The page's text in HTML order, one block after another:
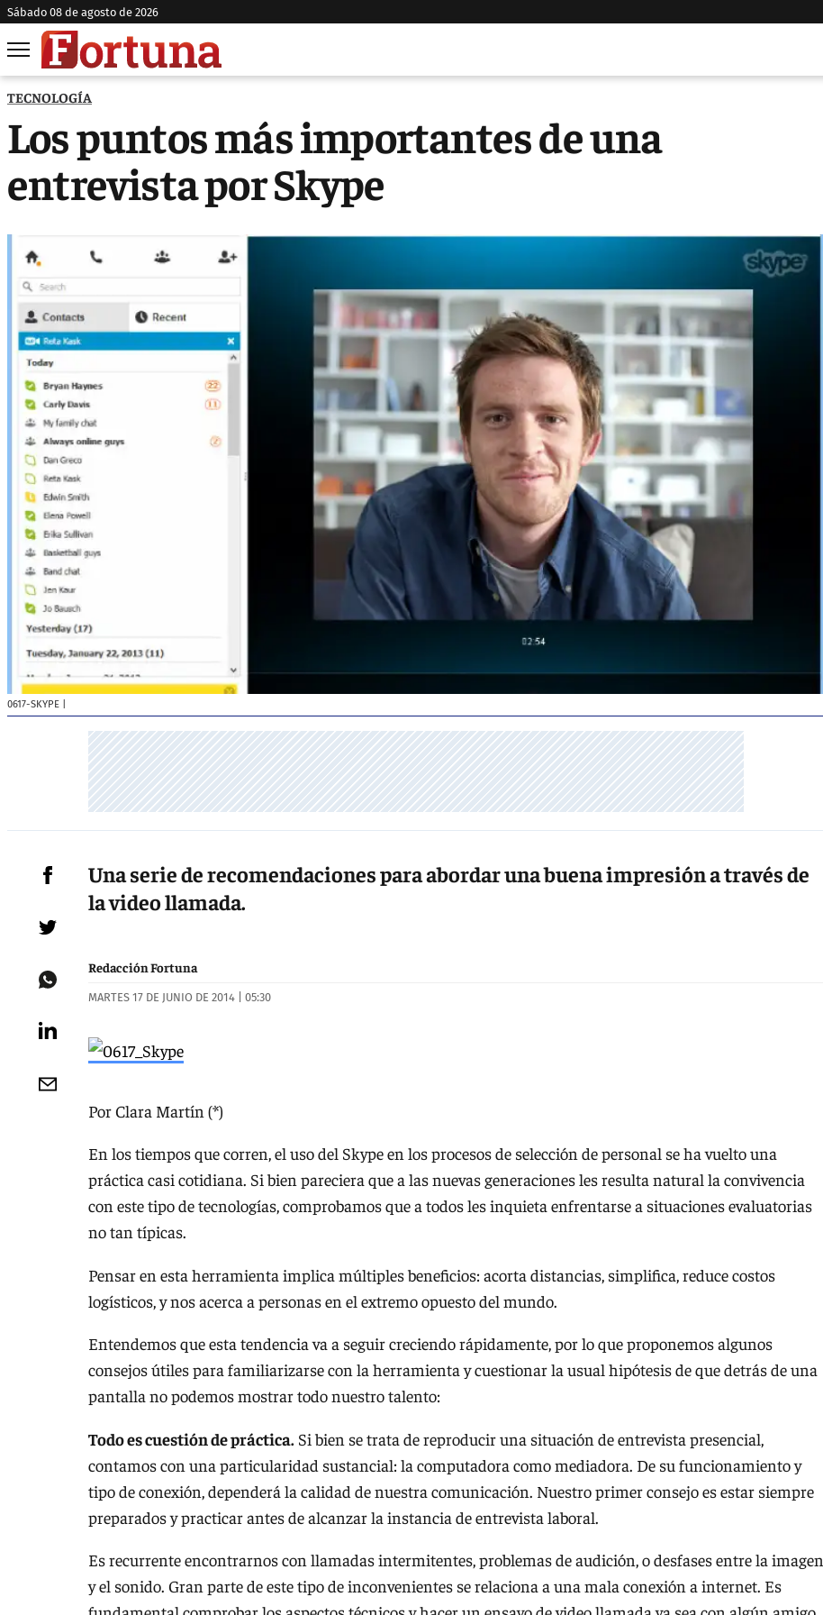
sábado 08 de agosto de 2026
TECNOLOGÍA
Los puntos más importantes de una
entrevista por Skype
0617-SKYPE
Una serie de recomendaciones para abordar una buena impresión a través de
la video llamada.
Redacción Fortuna
MARTES 17 DE JUNIO DE 2014 | 05:30
Por Clara Martín (*)
En los tiempos que corren, el uso del Skype en los procesos de selección de personal se ha vuelto una
práctica casi cotidiana. Si bien pareciera que a las nuevas generaciones les resulta natural la convivencia
con este tipo de tecnologías, comprobamos que a todos les inquieta enfrentarse a situaciones evaluatorias
no tan típicas.
Pensar en esta herramienta implica múltiples beneficios: acorta distancias, simplifica, reduce costos
logísticos, y nos acerca a personas en el extremo opuesto del mundo.
Entendemos que esta tendencia va a seguir creciendo rápidamente, por lo que proponemos algunos
consejos útiles para familiarizarse con la herramienta y cuestionar la usual hipótesis de que detrás de una
pantalla no podemos mostrar todo nuestro talento:
Todo es cuestión de práctica. Si bien se trata de reproducir una situación de entrevista presencial,
contamos con una particularidad sustancial: la computadora como mediadora. De su funcionamiento y
tipo de conexión, dependerá la calidad de nuestra comunicación. Nuestro primer consejo es estar siempre
preparados y practicar antes de alcanzar la instancia de entrevista laboral.
Es recurrente encontrarnos con llamadas intermitentes, problemas de audición, o desfases entre la imagen
y el sonido. Gran parte de este tipo de inconvenientes se relaciona a una mala conexión a internet. Es